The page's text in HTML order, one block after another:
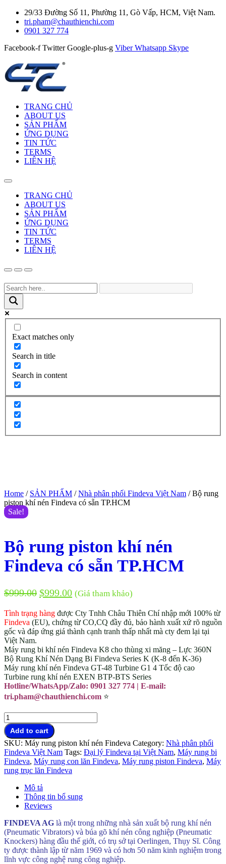
29/33 Đường Số 11, Phường 11, Gò Vấp, HCM, Việt Nam.
tri.pham@chauthienchi.com
0901 327 774
Facebook-f Twitter Google-plus-g Viber Whatsapp Skype
TRANG CHỦ
ABOUT US
SẢN PHẨM
ỨNG DỤNG
TIN TỨC
TERMS
LIÊN HỆ
TRANG CHỦ
ABOUT US
SẢN PHẨM
ỨNG DỤNG
TIN TỨC
TERMS
LIÊN HỆ
Exact matches only
Search in title
Search in content
Home / SẢN PHẨM /Nhà phân phối Findeva Việt Nam / Bộ rung
piston khí nén Findeva có sẵn TP.HCM
Sale!
Bộ rung piston khí nén
Findeva có sẵn TP.HCM
$999.00 $999.00 (Giá tham khảo)
Tình trạng hàng được Cty Tnhh Châu Thiên Chí nhập mới 100% từ
Findeva (EU), chứng từ CO,CQ đầy đủ, bảo hành xuất xứ rõ nguồn
gốc và đáp ứng giá thành cạnh tranh thấp nhất mà cty đem lại tại
Việt Nam.
Máy rung bi khí nén Findeva K8 cho thùng xi măng – Lực 360N
Bộ Rung Khí Nén Dạng Bi Findeva Series K (K-8 đến K-36)
Máy rung khí nén Findeva GT-48 Turbine G1 4 Tốc độ cao
Turbine rung khí nén EXEN BTP-BTS Series
Hotline/WhatsApp/Zalo: 0901 327 774 | E-mail:
tri.pham@chauthienchi.com ⭐
Bộ
rung
piston
khí
nén
Findeva
có
TP.HCM
quantity
Add to cart
SKU: Máy rung piston khí nén Findeva Category: Nhà phân phối
Findeva Việt Nam Tags: Đại lý Findeva tại Việt Nam, Máy rung bi
Findeva, Máy rung con lăn Findeva, Máy rung piston Findeva, Máy
rung trục lăn Findeva
Mô tả
Thông tin bổ sung
Reviews
FINDEVA AG là một trong những nhà sản xuất bộ rung khí nén
(Pneumatic Vibrators) và búa gõ khí nén công nghiệp (Pneumatic
Knockers) hàng đầu thế giới, có trụ sở tại Oerlingen, Thụy Sĩ. Công
ty được thành lập từ năm 1969 và có hơn 50 năm kinh nghiệm trong
lĩnh vực công nghệ rung công nghiệp.